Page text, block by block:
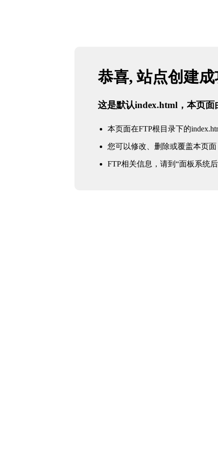
恭喜, 站点创建
这是默认index.html，本页面
本页面在FTP根目录下的
您可以修改、删除或覆盖本页面
FTP相关信息，请到“面板系统